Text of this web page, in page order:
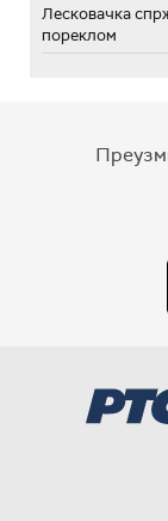
Лесковачка
пореклом